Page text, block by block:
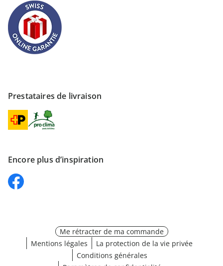
Prestataires de livraison
Encore plus d’inspiration
Me rétracter de ma commande
Mentions légales
La protection de la vie privée
Conditions générales